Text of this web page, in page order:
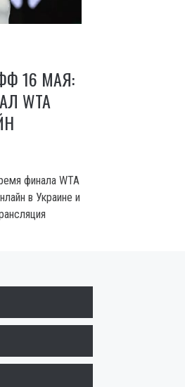
16 МАЯ:
WTA
финала WTA
в Украине и